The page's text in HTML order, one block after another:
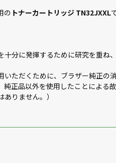
の トナーカートリッジ TN32JXXL
分に発揮するために研究を重ね
ただくために、ブラザー純正の
正品以外を使用したことによ
りません。）